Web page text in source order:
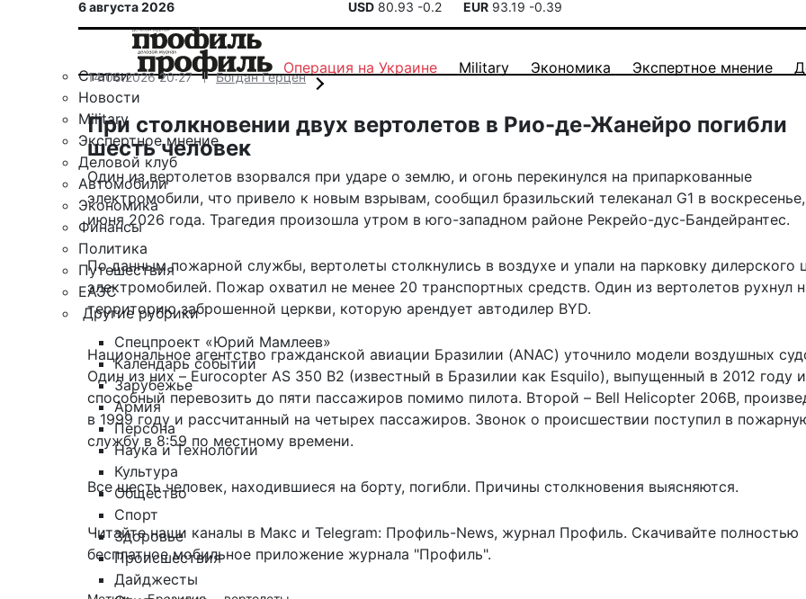
6 августа 2026 USD 80.93 -0.2 EUR 93.19 -0.39
Статьи
Новости
Military
Экспертное мнение
Деловой клуб
Автомобили
Экономика
Финансы
Политика
Путешествия
ЕАЭС
Другие рубрики
Спецпроект «Юрий Мамлеев»
Календарь событий
Зарубежье
Армия
Персона
Наука и Технологии
Культура
Общество
Спорт
Здоровье
Происшествия
Дайджесты
Операция на Украине Military Экономика Экспертное мнение
14.06.2026 20:27 Богдан Герцен
При столкновении двух вертолетов в Рио-де-Жанейро погибли
шесть человек
Один из вертолетов взорвался при ударе о землю, и огонь перекинулся на припаркованные
электромобили, что привело к новым взрывам, сообщил бразильский телеканал G1 в
июня 2026 года. Трагедия произошла утром в юго-западном районе Рекрейо-дус-Бандейрантес.
Поданнымпожарной службы, вертолеты столкнулись в воздухе и упали на парковку дилерского
электромобилей. Пожар охватил не менее 20 транспортных средств. Один из вертолетов рухнул
территорию заброшенной церкви, которую арендует автодилер BYD.
Национальное агентство гражданской авиации Бразилии (ANAC) уточнило модели воздушных
Один из них – Eurocopter AS 350 B2 (известный в Бразилии как Esquilo), выпущенный в 2012 году и
способный перевозить до пяти пассажиров помимо пилота. Второй – Bell Helicopter 206B,
в 1999 году и рассчитанный на четырех пассажиров. Звонок о происшествии поступил в
службу в 8:59 по местному времени.
Все шесть человек, находившиеся на борту, погибли. Причины столкновения выясняются.
Читайте наши каналы в Макс и Telegram: Профиль-News, журнал Профиль. Скачивайте полностью
бесплатное мобильное приложение журнала "Профиль".